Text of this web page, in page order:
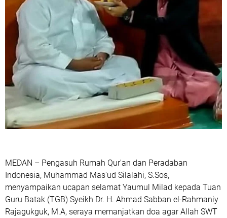
MEDAN – Pengasuh Rumah Qur'an dan Peradaban
Indonesia, Muhammad Mas'ud Silalahi, S.Sos,
menyampaikan ucapan selamat Yaumul Milad kepada Tuan
Guru Batak (TGB) Syeikh Dr. H. Ahmad Sabban el-Rahmaniy
Rajagukguk, M.A, seraya memanjatkan doa agar Allah SWT